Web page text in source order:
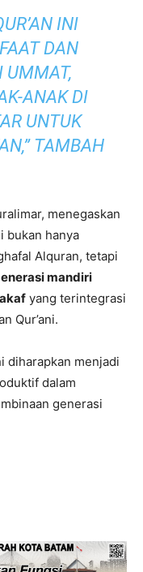
INI
DAN
UMMAT,
ANAK DI
UNTUK
TAMBAH
menegaskan
bukan hanya
Alquran, tetapi
mandiri
yang terintegrasi
Qur’ani.
diharapkan menjadi
dalam
generasi